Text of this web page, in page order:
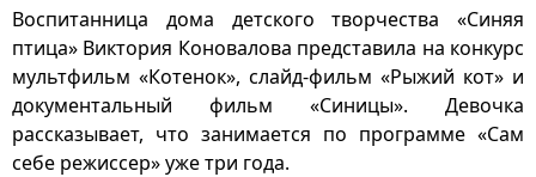
Воспитанница дома детского творчества «Синяя
птица» Виктория Коновалова представила на конкурс
мультфильм «Котенок», слайд-фильм «Рыжий кот» и
документальный фильм «Синицы». Девочка
рассказывает, что занимается по программе «Сам
себе режиссер» уже три года.